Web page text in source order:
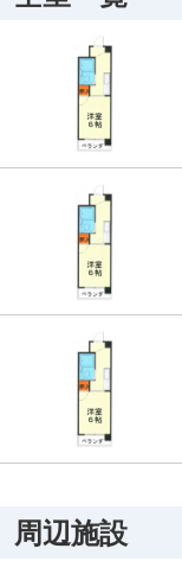
周辺施設